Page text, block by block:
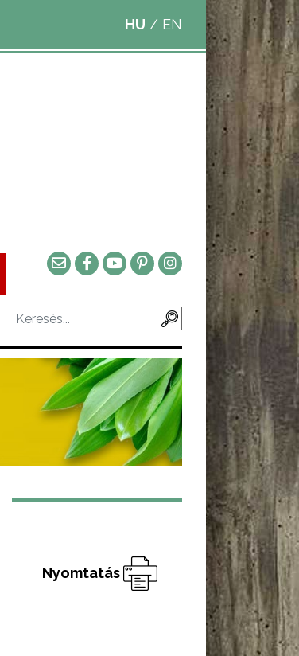
HU / EN
Nyomtatás